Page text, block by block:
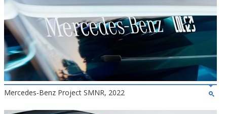
Mercedes-Benz Project SMNR, 2022